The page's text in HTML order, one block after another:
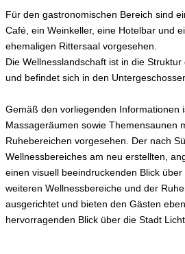
Für den gastronomischen Bereich sind
Café, ein Weinkeller, eine Hotelbar und
ehemaligen Rittersaal vorgesehen.
Die Wellnesslandschaft ist in die
und befindet sich in den
Gemäß den vorliegenden Informationen
Massageräumen sowie Themensaunen
Ruhebereichen vorgesehen. Der nach
Wellnessbereiches am neu erstellten,
einen visuell beeindruckenden Blick
weiteren Wellnessbereiche und der
ausgerichtet und bieten den Gästen
hervorragenden Blick über die Stadt